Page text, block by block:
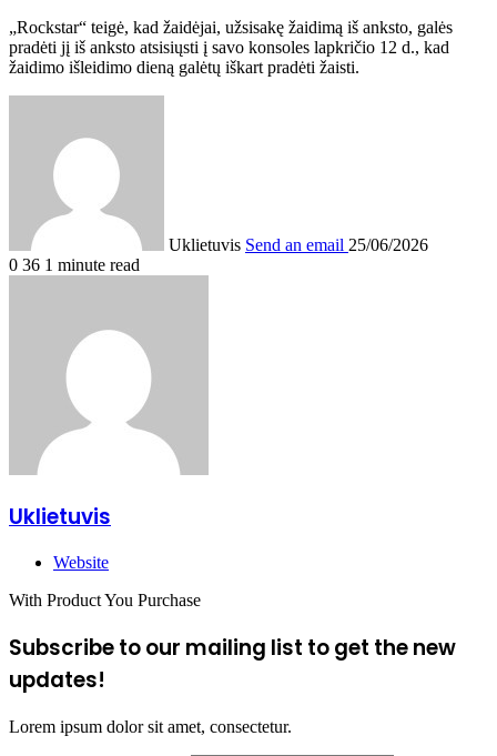
„Rockstar“ teigė, kad žaidėjai, užsisakę žaidimą iš anksto, galės
pradėti jį iš anksto atsisiųsti į savo konsoles lapkričio 12 d., kad
žaidimo išleidimo dieną galėtų iškart pradėti žaisti.
Uklietuvis Send an email 25/06/2026
0 36 1 minute read
Uklietuvis
Website
With Product You Purchase
Subscribe to our mailing list to get the new
updates!
Lorem ipsum dolor sit amet, consectetur.